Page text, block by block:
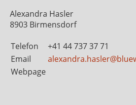
Alexandra Hasler
8903 Birmensdorf
Telefon
+41 44 737 37 71
Email
Webpage